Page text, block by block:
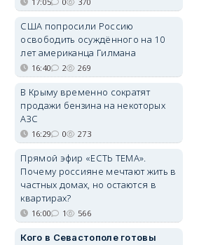
США попросили Россию
освободить осуждённого на 10
лет американца Гилмана
16:40 2 269
В Крыму временно сократят
продажи бензина на некоторых
АЗС
16:29 0 273
Прямой эфир «ЕСТЬ ТЕМА».
Почему россияне мечтают жить в
частных домах, но остаются в
квартирах?
16:00 1 566
Кого в Севастополе готовы